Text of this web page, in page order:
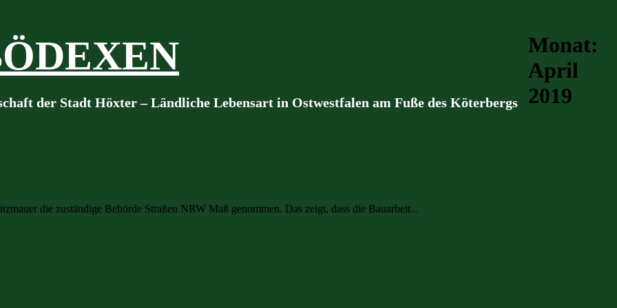
der Stadt Höxter – Ländliche Lebensart in Ostwestfalen am Fuße des Köterbergs
Monat:
April
2019
die zuständige Behörde Straßen NRW Maß genommen. Das zeigt, dass die Bauarbeit...